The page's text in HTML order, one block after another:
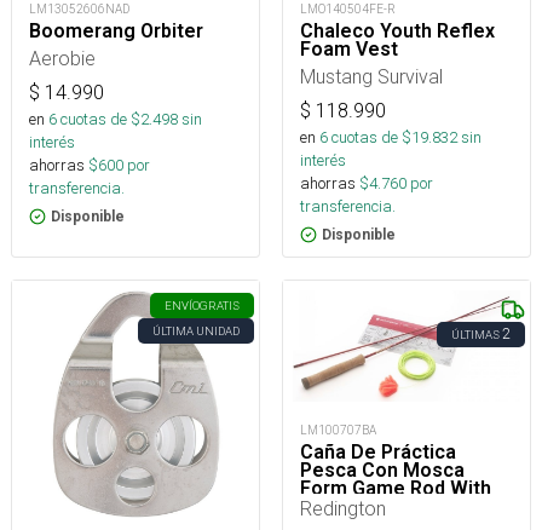
LM13052606NAD
Boomerang Orbiter
Aerobie
$ 14.990
en 6cuotas de $2.498sin
interés
ahorras $600 por
transferencia.
Disponible
LMO140504FE-R
Chaleco Youth Reflex
Foam Vest
Mustang Survival
$ 118.990
en 6cuotas de $19.832sin
interés
ahorras $4.760 por
transferencia.
Disponible
ENVÍOGRATIS
ÚLTIMA UNIDAD
ÚLTIMAS2
LM100707BA
Caña De Práctica
Pesca Con Mosca
Form Game Rod With
Line, Lava
Redington